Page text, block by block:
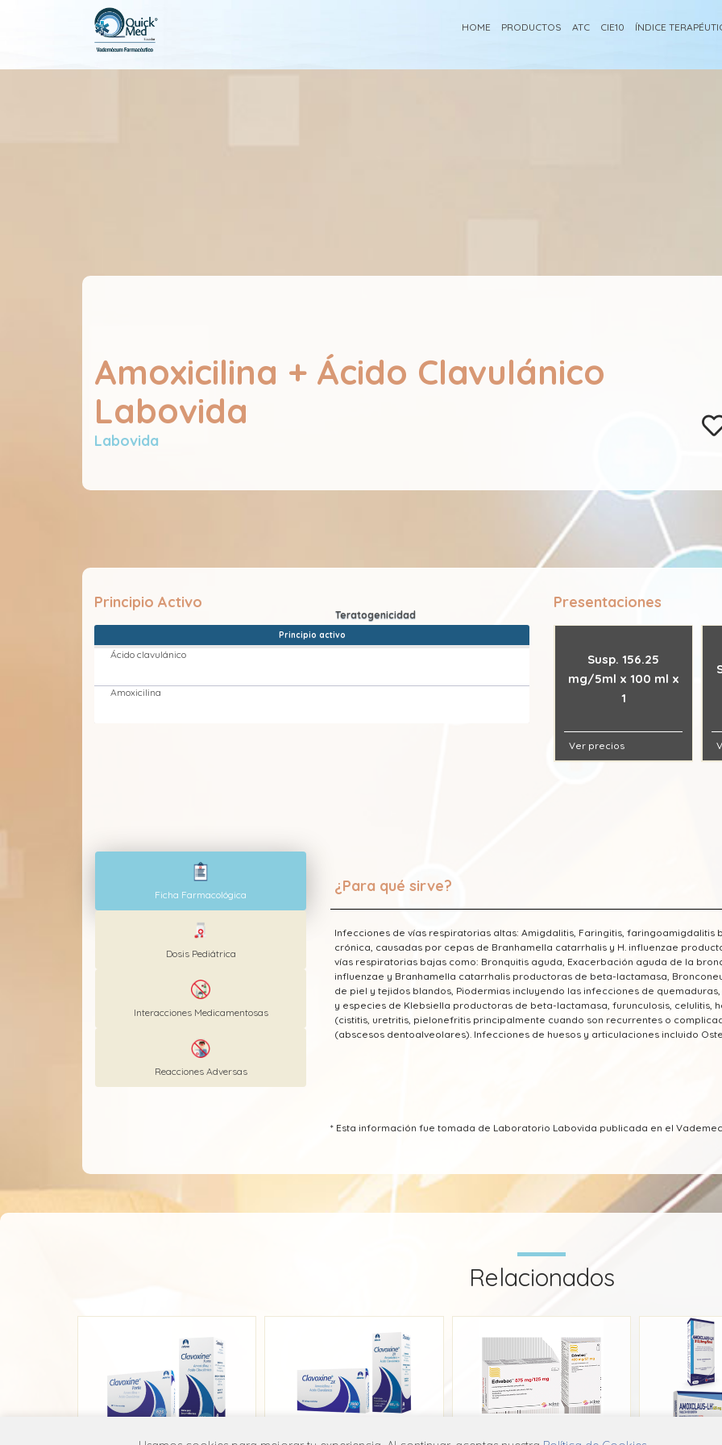
HOME PRODUCTOS ATC CIE10 ÍNDICE
Amoxicilina + Ácido Clavulánico
Labovida
Labovida
Principio Activo
Principio activo
Ácido clavulánico
Amoxicilina
Presentaciones
Susp. 156.25
mg/5ml x 100 ml x
1
Ver precios
Ficha Farmacológica
Dosis Pediátrica
Interacciones Medicamentosas
Reacciones Adversas
¿Para qué sirve?
Infecciones de vías respiratorias altas: Amigdalitis, Faringitis, faringoamigdalitis
crónica, causadas por cepas de Branhamella catarrhalis y H. influenzae
vías respiratorias bajas como: Bronquitis aguda, Exacerbación aguda de la
influenzae y Branhamella catarrhalis productoras de beta-lactamasa,
de piel y tejidos blandos, Piodermias incluyendo las infecciones de
y especies de Klebsiella productoras de beta-lactamasa, furunculosis, celulitis,
(cistitis, uretritis, pielonefritis principalmente cuando son recurrentes o
(abscesos dentoalveolares). Infecciones de huesos y articulaciones incluido
* Esta información fue tomada de Laboratorio Labovida publicada en el
Relacionados